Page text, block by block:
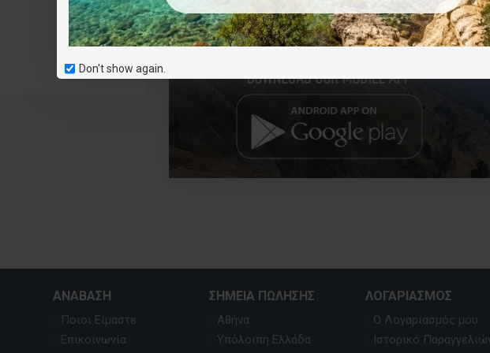
Don't show again.
Επιθυμητό
ΑΝΆΒΑΣΗ
Ποιοι Είμαστε
Επικοινωνία
ΣΗΜΕΊΑ ΠΏΛΗΣΗΣ
Αθήνα
Υπόλοιπη Ελλάδα
ΛΟΓΑΡΙΑΣΜΌΣ
Ο Λογαριασμός μου
Ιστορικό